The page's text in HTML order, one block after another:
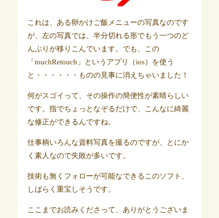
これは、ある卵かけご飯メニューの写真なのです
が、左の写真では、半分切れる形でもう一つのど
んぶりが移りこんでいます。でも、この
「touchRetouch」というアプリ（ios）を使う
と・・・・・・ものの見事に消えちゃいました！
何がスゴイって、その操作の簡便性が素晴らしい
です。指でちょっとなぞるだけで、こんなに綺麗
な修正ができるんですね。
仕事柄いろんな資料写真を撮るのですが、とにか
く素人なので失敗が多いです。
技術も無くフォローが可能なできるこのソフト、
しばらく重宝しそうです。
ここまでお読みくださって、ありがとうございま